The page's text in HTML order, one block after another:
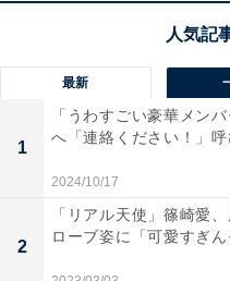
最新
1
「うわすごい豪華メン
へ「連絡ください！」
2024/10/17
2
「リアル天使」篠崎愛
ローブ姿に「可愛すぎ